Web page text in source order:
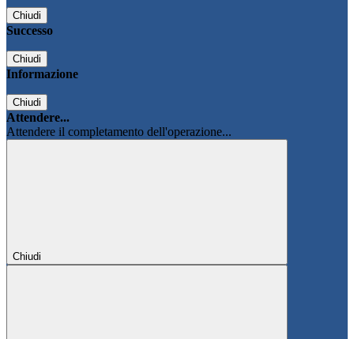
Chiudi
Successo
Chiudi
Informazione
Chiudi
Attendere...
Attendere il completamento dell'operazione...
Chiudi